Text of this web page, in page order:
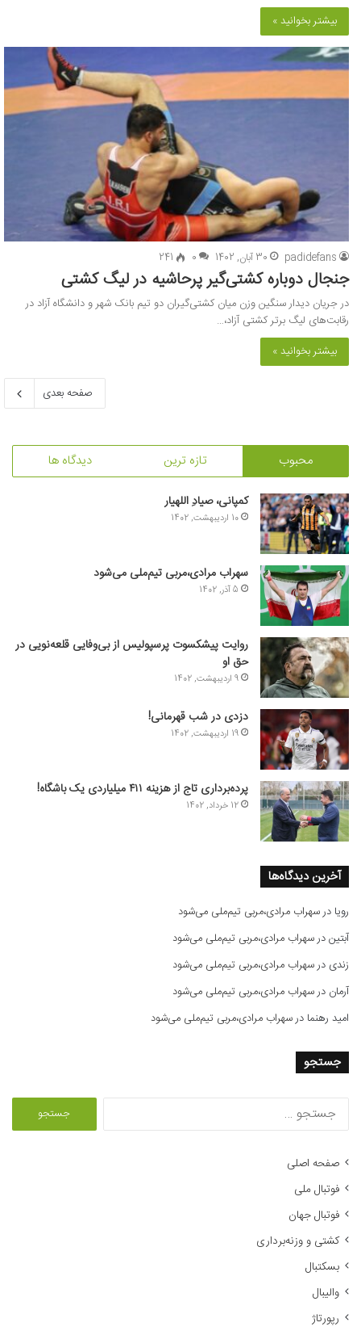
بیشتر بخوانید »
padidefans 30 آبان, 1402 0
241
جنجال دوباره کشتی‌گیر پرحاشیه در لیگ کشتی
در جریان دیدار سنگین وزن میان کشتی‌گیران دو تیم بانک شهر و دانشگاه آزاد در
رقابت‌های لیگ برتر کشتی آزاد،…
بیشتر بخوانید »
صفحه بعدی
محبوب تازه ترین دیدگاه ها
کمپانی، صیادِ اللهیار
10 اردیبهشت, 1402
سهراب مرادی،مربی تیم‌ملی می‌شود
5 آذر, 1402
روایت پیشکسوت پرسپولیس از بی‌وفایی قلعه‌نویی در
حق او
9 اردیبهشت, 1402
دزدی در شب قهرمانی!
19 اردیبهشت, 1402
پرده‌برداری تاج از هزینه ۴۱۱ میلیاردی یک باشگاه!
12 خرداد, 1402
آخرین دیدگاه‌ها
رویا درسهراب مرادی،مربی تیم‌ملی می‌شود
آبتیندرسهراب مرادی،مربی تیم‌ملی می‌شود
زندی درسهراب مرادی،مربی تیم‌ملی می‌شود
آرمان درسهراب مرادی،مربی تیم‌ملی می‌شود
امید رهنما درسهراب مرادی،مربی تیم‌ملی می‌شود
جستجو
صفحه اصلی
فوتبال ملی
فوتبال جهان
کشتی و وزنه‌برداری
بسکتبال
والیبال
رپورتاژ